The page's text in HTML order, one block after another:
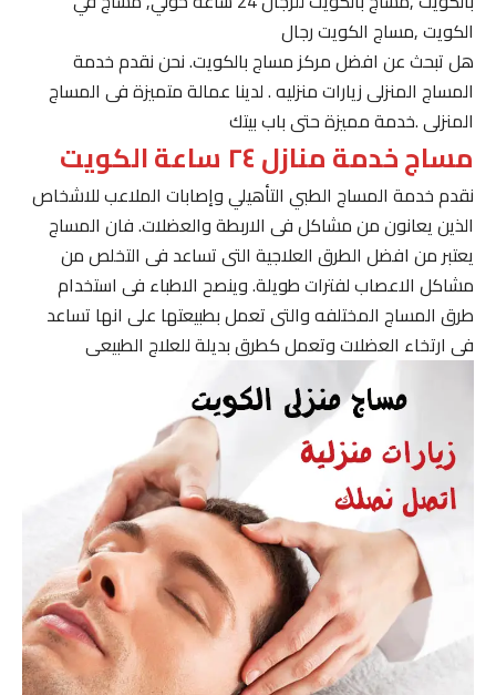
الكويت ,مساج الكويت رجال
هل تبحث عن افضل مركز مساج بالكويت. نحن نقدم خدمة
المساج المنزلى زيارات منزليه . لدينا عمالة متميزة فى المساج
المنزلى .خدمة مميزة حتى باب بيتك
مساج خدمة منازل ٢٤ ساعة الكويت
نقدم خدمة المساج الطبي التأهيلي وإصابات الملاعب للاشخاص
الذين يعانون من مشاكل فى الاربطة والعضلات. فان المساج
يعتبر من افضل الطرق العلاجية التى تساعد فى التخلص من
مشاكل الاعصاب لفترات طويلة. وينصح الاطباء فى استخدام
طرق المساج المختلفه والتى تعمل بطبيعتها على انها تساعد
فى ارتخاء العضلات وتعمل كطرق بديلة للعلاج الطبيعى